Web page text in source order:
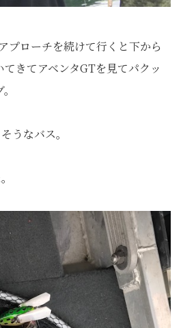
プローチを続けて行くと下から
きてアベンタGTを見てパクッ
うなバス。